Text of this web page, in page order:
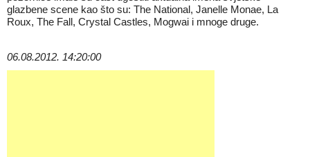
glazbene scene kao što su: The National, Janelle Monae, La
Roux, The Fall, Crystal Castles, Mogwai i mnoge druge.
06.08.2012. 14:20:00